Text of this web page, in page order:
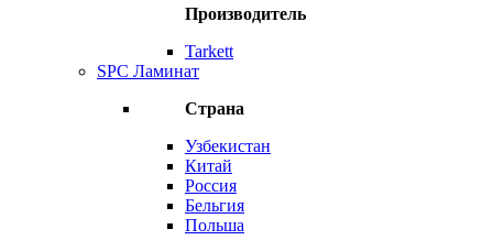
Производитель
Tarkett
SPC Ламинат
Страна
Узбекистан
Китай
Россия
Бельгия
Польша